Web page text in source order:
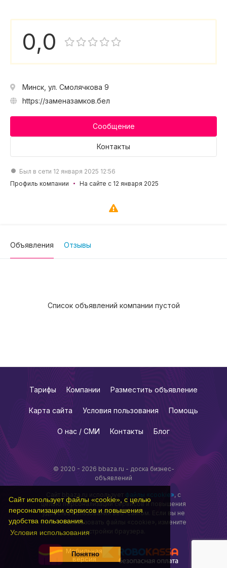
Сайт использует файлы «cookie», с целью
персонализации сервисов и повышения
удобства пользования.
Условия использования
Понятно
0,0
Минск, ул. Смолячкова 9
https://заменазамков.бел
Сообщение
Контакты
Был в сети 12 января 2025 12:56
Профиль компании
На сайте с 12 января 2025
Объявления Отзывы
Список объявлений компании пустой
© 2020 - 2026 bbaza.ru - доска бизнес-
объявлений
Сайт bbaza.ru использует файлы «cookie», с
целью персонализации сервисов и повышения
удобства пользования веб-сайтом. Если вы не
хотите использовать файлы «cookie», измените
настройки браузера.
Мобильная
версия
Тарифы Компании Разместить объявление
Карта сайта Условия пользования Помощь
О нас / СМИ Контакты Блог